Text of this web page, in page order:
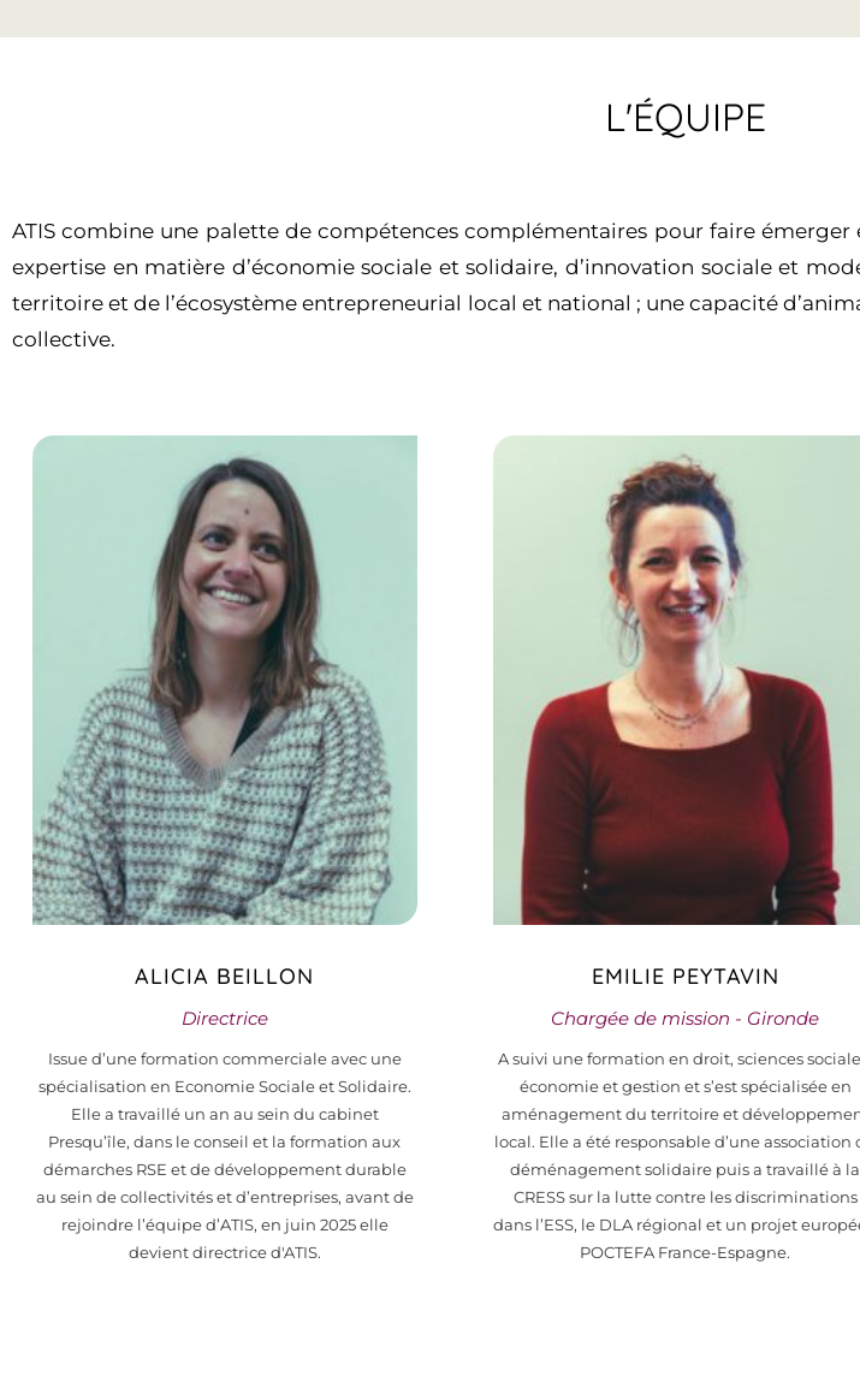
L'ÉQUIPE
ATIS combine une palette de compétences complémentaires pour faire émerger
expertise en matière d’économie sociale et solidaire, d’innovation sociale et
territoire et de l’écosystème entrepreneurial local et national ; une capacité
collective.
ALICIA BEILLON
Directrice
Issue d’une formation commerciale avec une
spécialisation en Economie Sociale et Solidaire.
Elle a travaillé un an au sein du cabinet
Presqu’île, dans le conseil et la formation aux
démarches RSE et de développement durable
au sein de collectivités et d’entreprises, avant de
rejoindre l’équipe d’ATIS, en juin 2025 elle
devient directrice d'ATIS.
EMILIE PEYTAVIN
Chargée de mission - Gironde
A suivi une formation en droit, sciences
économie et gestion et s’est spécialisée en
aménagement du territoire et
local. Elle a été responsable d’une association
déménagement solidaire puis a travaillé à la
CRESS sur la lutte contre les discriminations
dans l’ESS, le DLA régional et un projet
POCTEFA France-Espagne.